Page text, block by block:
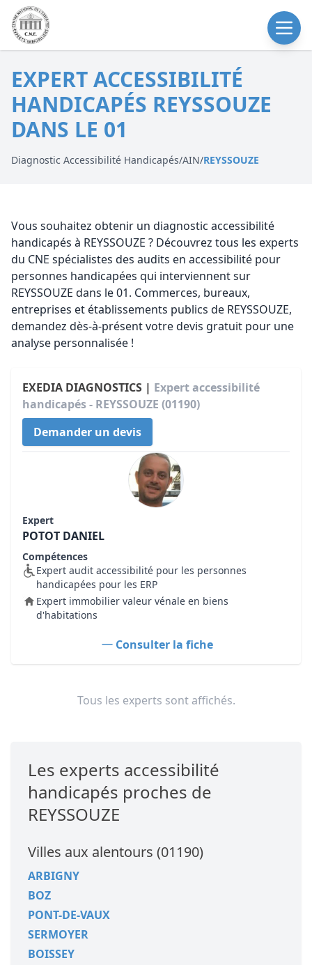
EXPERT ACCESSIBILITÉ
HANDICAPÉS REYSSOUZE
DANS LE 01
Diagnostic Accessibilité Handicapés/AIN/REYSSOUZE
Vous souhaitez obtenir un diagnostic accessibilité
handicapés à REYSSOUZE ? Découvrez tous les experts
du CNE spécialistes des audits en accessibilité pour
personnes handicapées qui interviennent sur
REYSSOUZE dans le 01. Commerces, bureaux,
entreprises et établissements publics de REYSSOUZE,
demandez dès-à-présent votre devis gratuit pour une
analyse personnalisée !
EXEDIA DIAGNOSTICS | Expert accessibilité
handicapés - REYSSOUZE (01190)
Demander un devis
Expert
POTOT DANIEL
Compétences
Expert audit accessibilité pour les personnes
handicapées pour les ERP
Expert immobilier valeur vénale en biens
d'habitations
Consulter la fiche
Tous les experts sont affichés.
Les experts accessibilité
handicapés proches de
REYSSOUZE
Villes aux alentours (01190)
ARBIGNY
BOZ
PONT-DE-VAUX
SERMOYER
BOISSEY